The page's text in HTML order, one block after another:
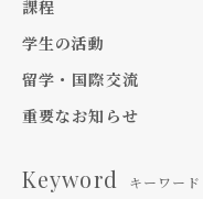
課程
学生の活動
留学・国際交流
重要なお知らせ
Keyword キーワード